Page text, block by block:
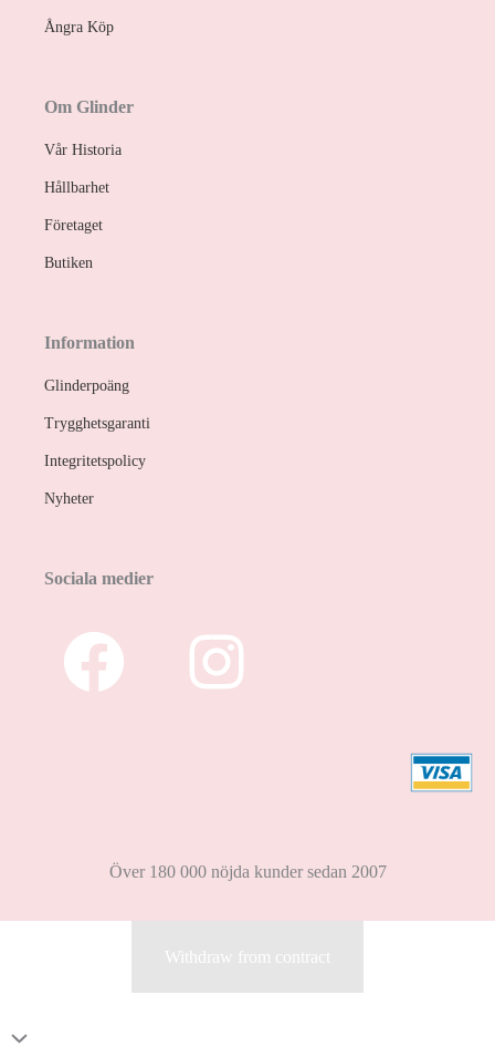
Ångra Köp
Om Glinder
Vår Historia
Hållbarhet
Företaget
Butiken
Information
Glinderpoäng
Trygghetsgaranti
Integritetspolicy
Nyheter
Sociala medier
Över 180 000 nöjda kunder sedan 2007
Withdraw from contract